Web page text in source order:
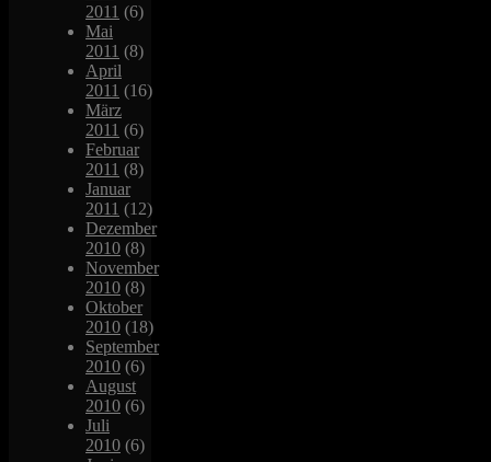
2011 (6)
Mai
2011 (8)
April
2011 (16)
März
2011 (6)
Februar
2011 (8)
Januar
2011 (12)
Dezember
2010 (8)
November
2010 (8)
Oktober
2010 (18)
September
2010 (6)
August
2010 (6)
Juli
2010 (6)